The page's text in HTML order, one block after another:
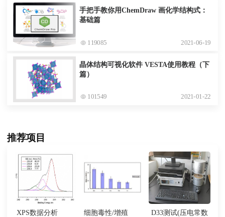
手把手教你用ChemDraw 画化学结构式：
基础篇
119085 2021-06-19
晶体结构可视化软件 VESTA使用教程（下
篇）
101549 2021-01-22
推荐项目
XPS数据分析 细胞毒性/增殖 D33测试(压电常数